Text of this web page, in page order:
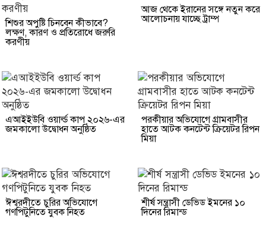
শিশুর অপুষ্টি চিনবেন কীভাবে?
লক্ষণ, কারণ ও প্রতিরোধে জরুরি
করণীয়
আজ থেকে ইরানের সঙ্গে নতুন করে
আলোচনায় যাচ্ছে ট্রাম্প
এআইইউবি ওয়ার্ল্ড কাপ ২০২৬-এর
জমকালো উদ্বোধন অনুষ্ঠিত
পরকীয়ার অভিযোগে গ্রামবাসীর
হাতে আটক কনটেন্ট ক্রিয়েটর রিপন
মিয়া
ঈশ্বরদীতে চুরির অভিযোগে
গণপিটুনিতে যুবক নিহত
শীর্ষ সন্ত্রাসী ডেভিড ইমনের ১০
দিনের রিমান্ড